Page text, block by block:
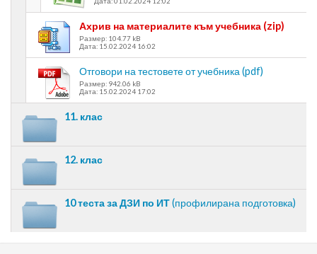
Ахрив на материалите към учебника (zip)
Размер: 104.77 kB
Дата: 15.02.2024 16:02
Отговори на тестовете от учебника (pdf)
Размер: 942.06 kB
Дата: 15.02.2024 17:02
11. клас
12. клас
10 теста за ДЗИ по ИТ(профилирана подготовка)